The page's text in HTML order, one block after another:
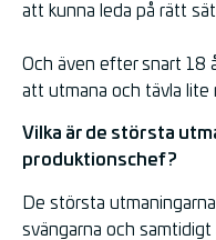
att kunna leda på rätt
Och även efter snart 18
att utmana och tävla lite
Vilka är de största
produktionschef?
De största
svängarna och